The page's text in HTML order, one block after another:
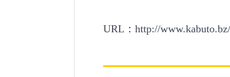
URL：http://